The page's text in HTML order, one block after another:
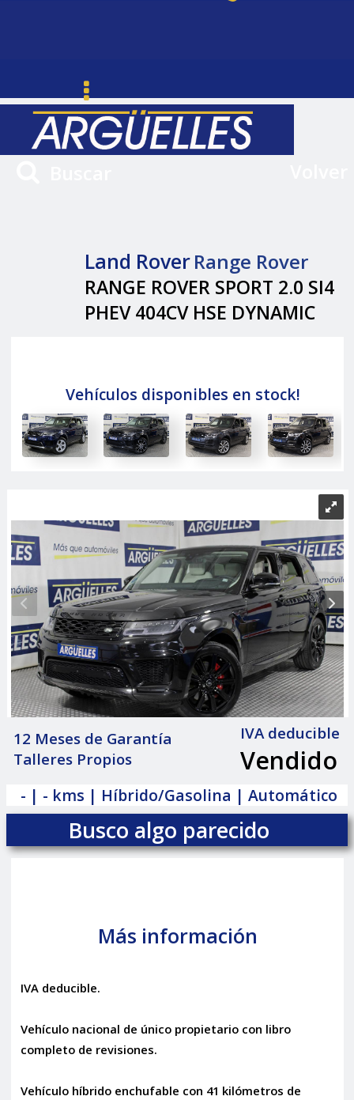
Land RoverRange Rover
RANGE ROVER SPORT 2.0 SI4
PHEV 404CV HSE DYNAMIC
Vehículos disponibles en stock!
12 Meses de Garantía
Talleres Propios
IVA deducible
Vendido
- | - kms | Híbrido/Gasolina | Automático
Busco algo parecido
Más información
IVA deducible.
Vehículo nacional de único propietario con libro
completo de revisiones.
Vehículo híbrido enchufable con 41 kilómetros de